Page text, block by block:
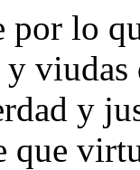
por lo
viudas
y
que